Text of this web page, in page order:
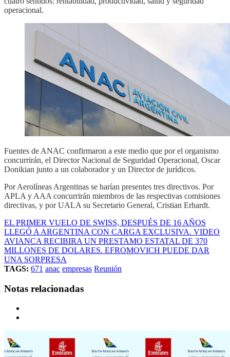
operacional.
Fuentes de ANAC confirmaron a este medio que por el organismo
concurrirán, el Director Nacional de Seguridad Operacional, Oscar
Donikian junto a un colaborador y un Director de jurídicos.
Por Aerolíneas Argentinas se harían presentes tres directivos. Por
APLA y AAA concurrirán miembros de las respectivas comisiones
directivas, y por UALA su Secretario General, Cristian Erhardt.
EL PRIMER VUELO DE SWISS, DESPUÉS DE 16 AÑOS
LLEGÓ A ARGENTINA CON CARGA EXCLUSIVA. VIDEO
AVIANCA RECIBIRA UN PRESTAMO ESTATAL DE 370
MILLONES DE DOLARES. EFROMOVICH PUEDE DAR
UNA SORPRESA
TAGS: 671 anac empresas Reunión
Notas relacionadas